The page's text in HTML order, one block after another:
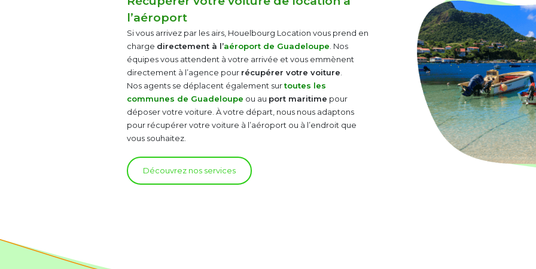
l’aéroport
Si vous arrivez par les airs, Houelbourg Location vous prend en
charge directement à l’aéroport de Guadeloupe. Nos
équipes vous attendent à votre arrivée et vous emmènent
directement à l’agence pour récupérer votre voiture.
Nos agents se déplacent également surtoutes les
communes de Guadeloupe ou au port maritime pour
déposer votre voiture. À votre départ, nous nous adaptons
pour récupérer votre voiture à l’aéroport ou à l’endroit que
vous souhaitez.
Découvrez nos services